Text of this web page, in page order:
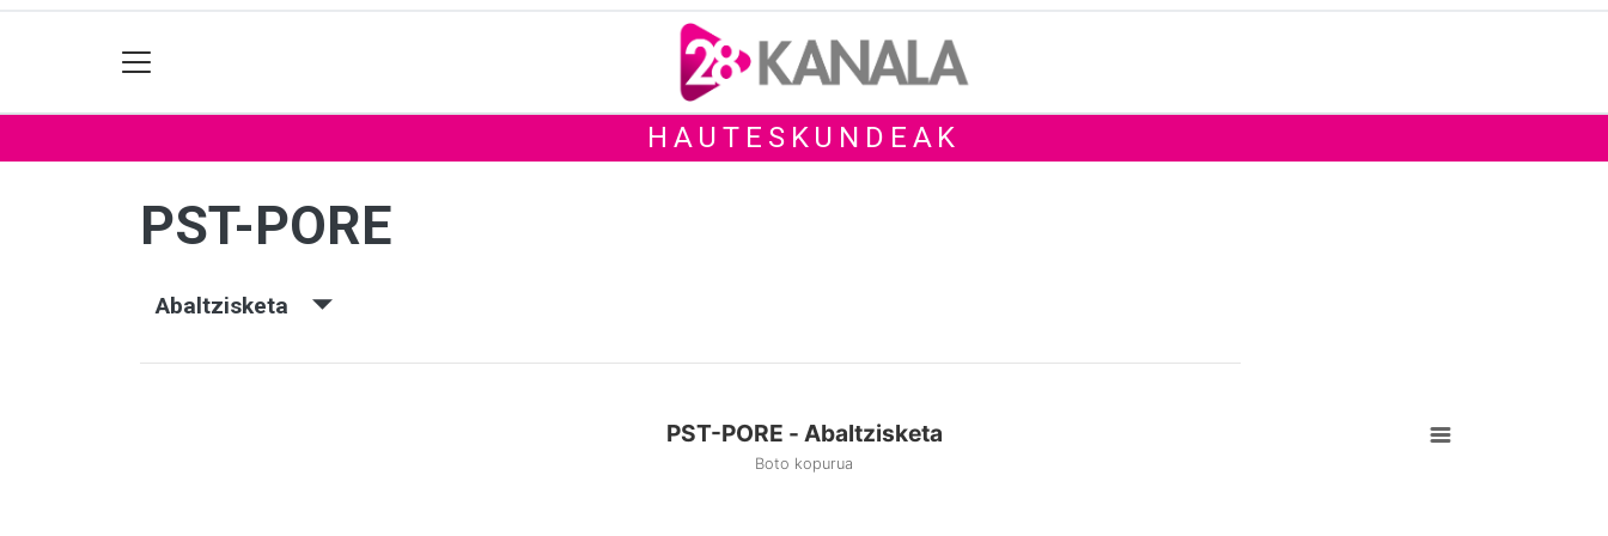
HAUTESKUNDEAK
PST-PORE
Abaltzisketa
PST-PORE - Abaltzisketa
Boto kopurua